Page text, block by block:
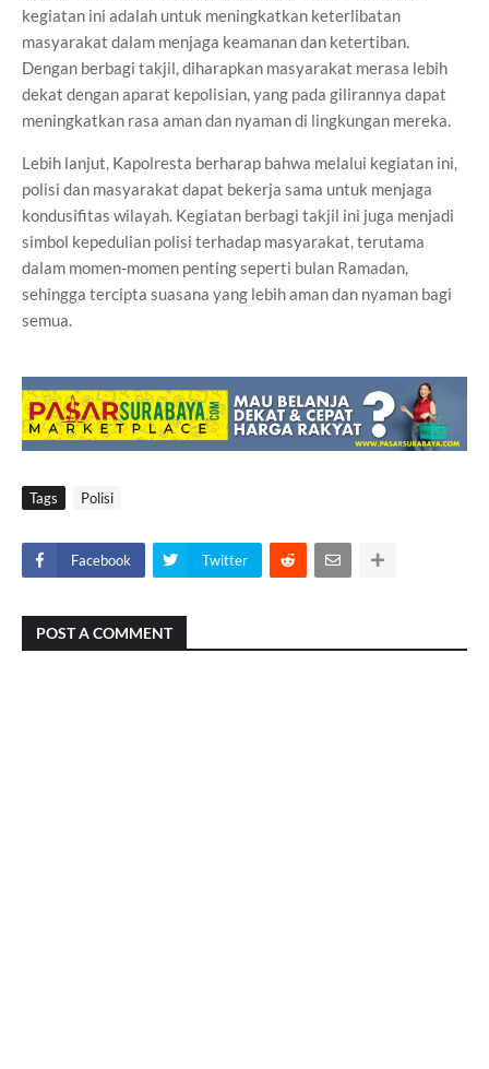
kegiatan ini adalah untuk meningkatkan keterlibatan
masyarakat dalam menjaga keamanan dan ketertiban.
Dengan berbagi takjil, diharapkan masyarakat merasa lebih
dekat dengan aparat kepolisian, yang pada gilirannya dapat
meningkatkan rasa aman dan nyaman di lingkungan mereka.
Lebih lanjut, Kapolresta berharap bahwa melalui kegiatan ini,
polisi dan masyarakat dapat bekerja sama untuk menjaga
kondusifitas wilayah. Kegiatan berbagi takjil ini juga menjadi
simbol kepedulian polisi terhadap masyarakat, terutama
dalam momen-momen penting seperti bulan Ramadan,
sehingga tercipta suasana yang lebih aman dan nyaman bagi
semua.
Tags Polisi
Facebook Twitter
POST A COMMENT